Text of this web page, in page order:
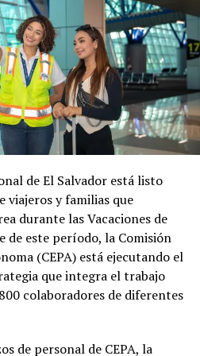
una atención más
a pasajeros, aerolíneas y
de El Salvador está listo
viajeros y familias que
durante las Vacaciones de
de este período, la Comisión
(CEPA) está ejecutando el
que integra el trabajo
colaboradores de diferentes
de personal de CEPA, la